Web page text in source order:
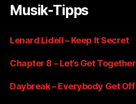
Musik-Tipps
Lenard Lidell – Keep It Secret
Chapter 8 – Let’s Get Together
Daybreak – Everybody Get Off